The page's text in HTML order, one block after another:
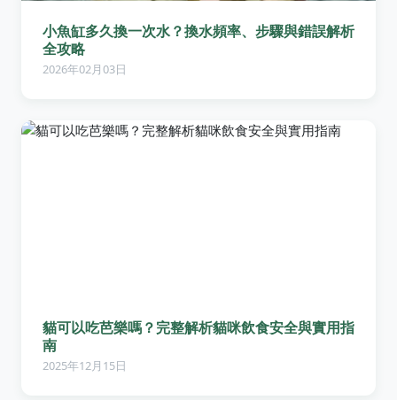
小魚缸多久換一次水？換水頻率、步驟與錯誤解析
全攻略
2026年02月03日
貓可以吃芭樂嗎？完整解析貓咪飲食安全與實用指
南
2025年12月15日